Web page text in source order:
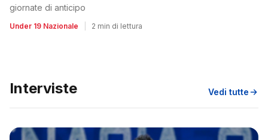
giornate di anticipo
Under 19 Nazionale 2 min di lettura
Interviste Vedi tutte